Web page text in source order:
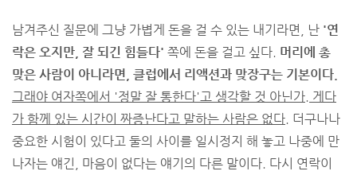
남겨주신 질문에 그냥 가볍게 돈을 걸 수 있는 내기라면, 난 '연
락은 오지만, 잘 되긴 힘들다' 쪽에 돈을 걸고 싶다. 머리에 총
맞은 사람이 아니라면, 클럽에서 리액션과 맞장구는 기본이다.
그래야 여자쪽에서 '정말 잘 통한다'고 생각할 것 아닌가. 게다
가 함께 있는 시간이 짜증난다고 말하는 사람은 없다. 더구나나
중요한 시험이 있다고 둘의 사이를 일시정지 해 놓고 나중에 만
나자는 얘긴, 마음이 없다는 얘기의 다른 말이다. 다시 연락이